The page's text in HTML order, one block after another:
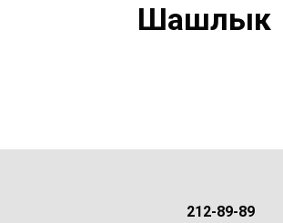
Шашлык
212-89-89